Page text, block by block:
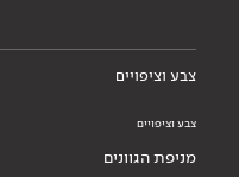
צבע וציפויים
צבע וציפויים
מניפת הגוונים